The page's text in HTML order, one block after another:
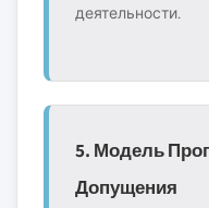
деятельности.
5. Модель
Допущения